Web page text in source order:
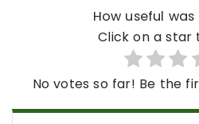
How useful
Click on a star
No votes so far! Be the